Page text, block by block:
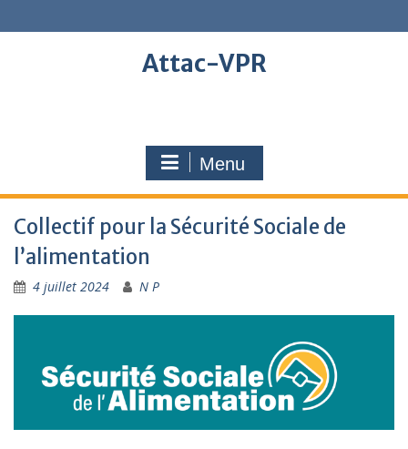
to
Attac-VPR
Menu
Collectif pour la Sécurité Sociale de
l’alimentation
4 juillet 2024 N P